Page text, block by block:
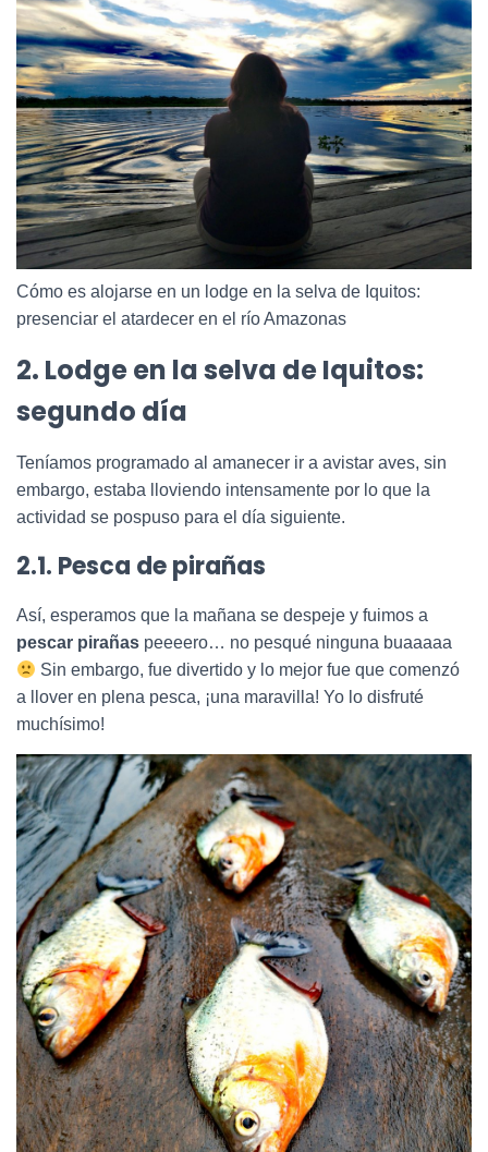
Cómo es alojarse en un lodge en la selva de Iquitos:
presenciar el atardecer en el río Amazonas
2. Lodge en la selva de Iquitos:
segundo día
Teníamos programado al amanecer ir a avistar aves, sin
embargo, estaba lloviendo intensamente por lo que la
actividad se pospuso para el día siguiente.
2.1. Pesca de pirañas
Así, esperamos que la mañana se despeje y fuimos a
pescar pirañas peeeero… no pesqué ninguna buaaaaa
Sin embargo, fue divertido y lo mejor fue que comenzó
a llover en plena pesca, ¡una maravilla! Yo lo disfruté
muchísimo!